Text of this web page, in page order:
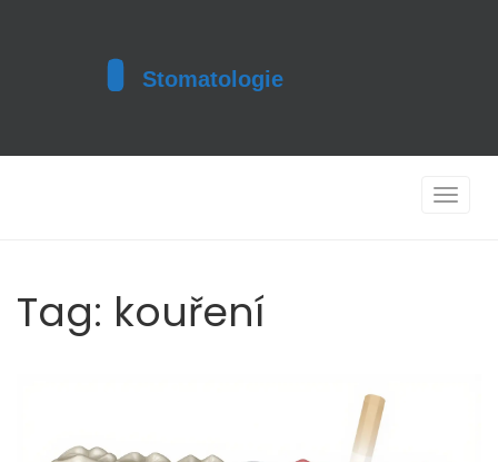
Toggle
Tag: kouření